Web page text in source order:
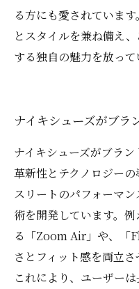
る方にも愛されていま
とスタイルを兼ね備え
する独自の魅力を放って
ナイキシューズがブラ
ナイキシューズがブラ
革新性とテクノロジー
スリートのパフォーマ
術を開発しています。
る「Zoom Air」や、「
さとフィット感を両立さ
これにより、ユーザー